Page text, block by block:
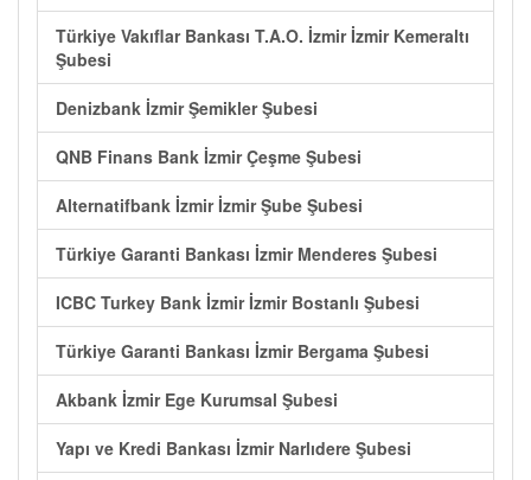
Türkiye Vakıflar Bankası T.A.O. İzmir İzmir Kemeraltı
Şubesi
Denizbank İzmir Şemikler Şubesi
QNB Finans Bank İzmir Çeşme Şubesi
Alternatifbank İzmir İzmir Şube Şubesi
Türkiye Garanti Bankası İzmir Menderes Şubesi
ICBC Turkey Bank İzmir İzmir Bostanlı Şubesi
Türkiye Garanti Bankası İzmir Bergama Şubesi
Akbank İzmir Ege Kurumsal Şubesi
Yapı ve Kredi Bankası İzmir Narlıdere Şubesi